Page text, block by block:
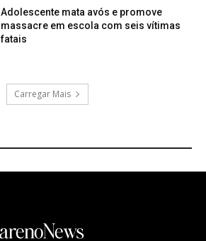
Adolescente mata avós e promove
massacre em escola com seis vítimas
fatais
Carregar Mais